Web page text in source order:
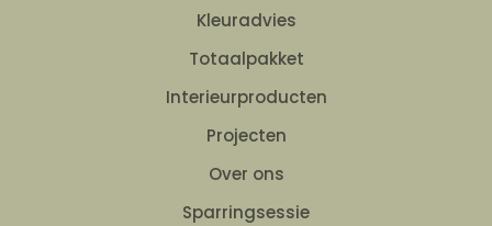
Kleuradvies
Totaalpakket
Interieurproducten
Projecten
Over ons
Sparringsessie